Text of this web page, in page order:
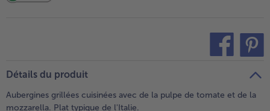
Détails du produit
Aubergines grillées cuisinées avec de la pulpe de tomate et de la
mozzarella. Plat typique de l'Italie.